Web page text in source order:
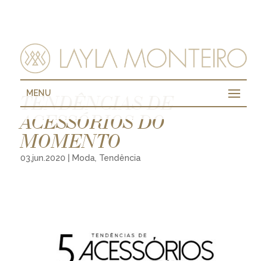
MENU
TENDÊNCIAS DE
ACESSÓRIOS DO
MOMENTO
03.jun.2020 Moda, Tendência